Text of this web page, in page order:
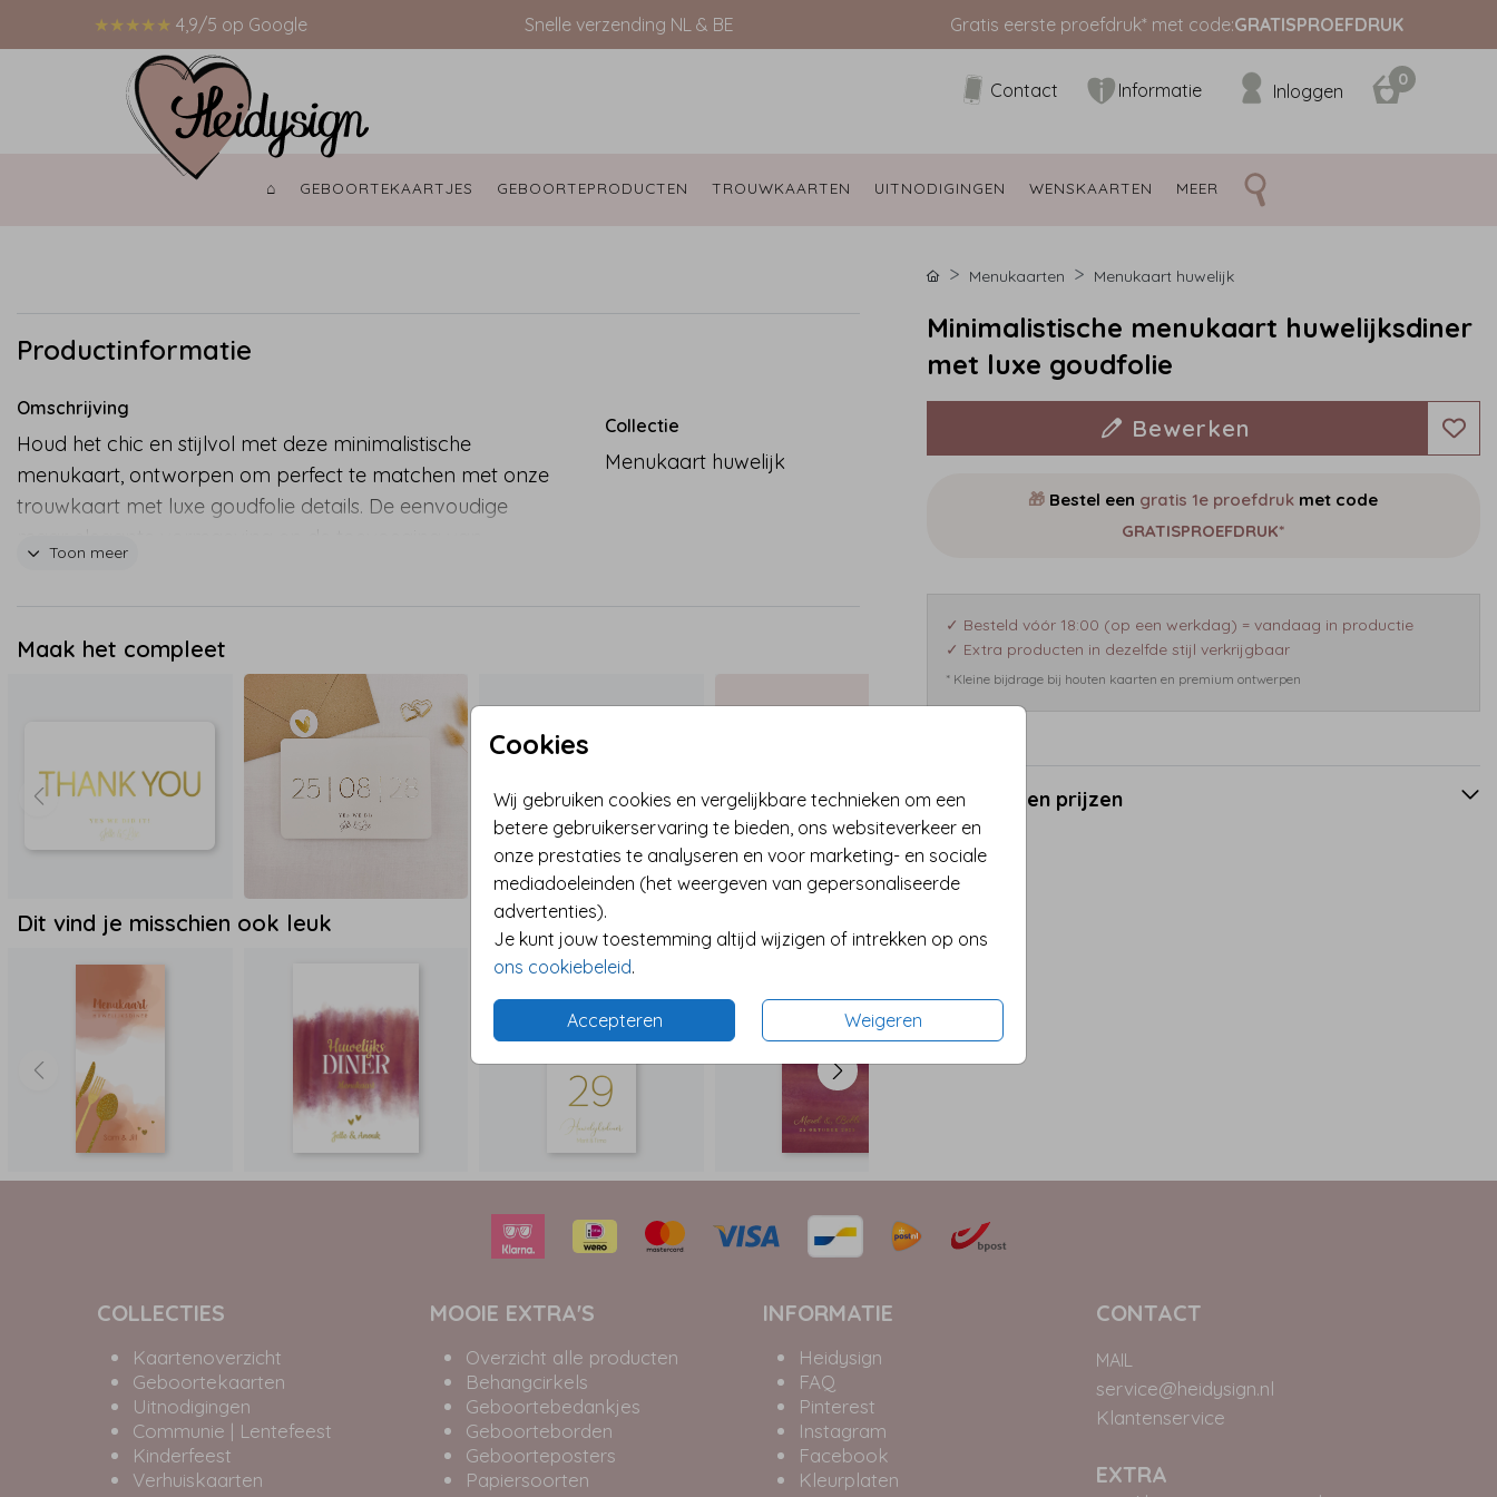
★★★★★ 4,9/5 op Google Snelle verzending NL & BE Gratis eerste proefdruk* met code:GRATISPROEFDRUK
Contact Informatie Inloggen
0
⌂ GEBOORTEKAARTJES GEBOORTEPRODUCTEN TROUWKAARTEN UITNODIGINGEN WENSKAARTEN MEER
Cookies
Wij gebruiken cookies en vergelijkbare technieken om een
betere gebruikerservaring te bieden, ons websiteverkeer en
onze prestaties te analyseren en voor marketing- en sociale
mediadoeleinden (het weergeven van gepersonaliseerde
advertenties).
Je kunt jouw toestemming altijd wijzigen of intrekken op ons
ons cookiebeleid.
Accepteren Weigeren
Productinformatie
Omschrijving
Houd het chic en stijlvol met deze minimalistische
menukaart, ontworpen om perfect te matchen met onze
trouwkaart met luxe goudfolie details. De eenvoudige
passen met jullie eigen menu en stijl. Bestel eenvoudig
een proefdruk om de luxe en minimalistische uitstraling
Toon meer
Collectie
Menukaart huwelijk
Maak het compleet
Dit vind je misschien ook leuk
Menukaarten Menukaart huwelijk
Minimalistische menukaart huwelijksdiner
met luxe goudfolie
Bewerken
🎁 Bestel een gratis 1e proefdruk met code
GRATISPROEFDRUK*
✓ Besteld vóór 18:00 (op een werkdag) = vandaag in productie
✓ Extra producten in dezelfde stijl verkrijgbaar
* Kleine bijdrage bij houten kaarten en premium ontwerpen
Formaten en prijzen
COLLECTIES
Kaartenoverzicht
Geboortekaarten
Uitnodigingen
Communie | Lentefeest
Kinderfeest
Verhuiskaarten
MOOIE EXTRA'S
Overzicht alle producten
Behangcirkels
Geboortebedankjes
Geboorteborden
Geboorteposters
Papiersoorten
INFORMATIE
Heidysign
FAQ
Pinterest
Instagram
Facebook
Kleurplaten
CONTACT
MAIL
service@heidysign.nl
Klantenservice
EXTRA